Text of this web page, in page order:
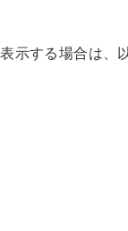
示する場合は、